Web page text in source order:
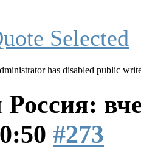
has disabled public
#273